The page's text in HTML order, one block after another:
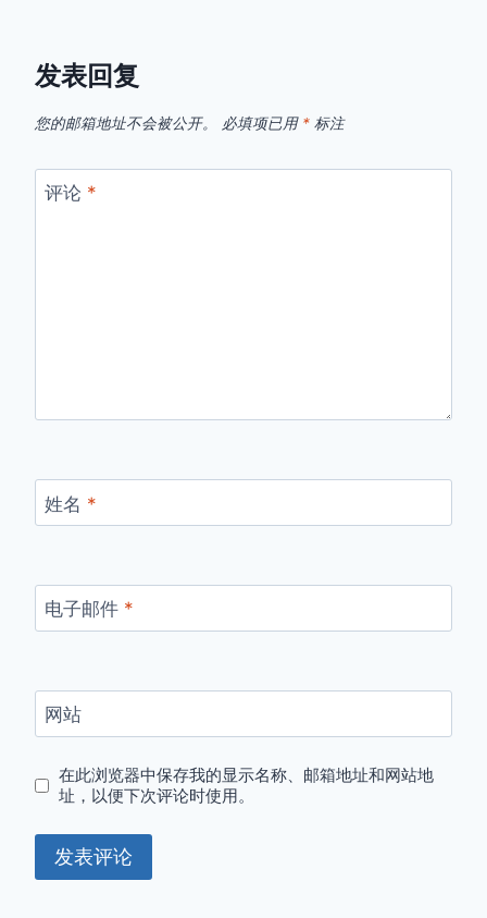
发表回复
您的邮箱地址不会被公开。 必填项已用 * 标注
评论 *
姓名 *
电子邮件 *
网站
在此浏览器中保存我的显示名称、邮箱地址和网站地
址，以便下次评论时使用。